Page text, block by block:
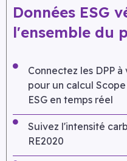
Données ESG
l'ensemble du
Connectez les DPP
pour un calcul
ESG en temps réel
Suivez l'intensité
RE2020